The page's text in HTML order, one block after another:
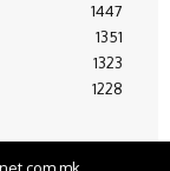
1447
1351
1323
1228